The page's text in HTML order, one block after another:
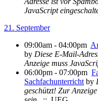
JavaScript
21. September
09:00am - 04:00pm
by Diese E-Mail-
Anzeige muss
06:00pm - 07:00pm
Sachfachunterricht by
geschützt! Zur